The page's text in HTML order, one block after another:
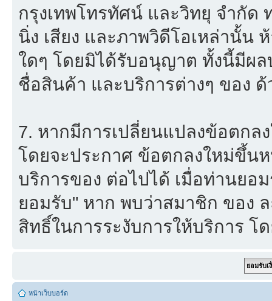
กรุงเทพโทรทัศน์ และวิทยุ จำกัด
นิ่ง เสียง และภาพวิดีโอเหล่านั้น
ใดๆ โดยมิได้รับอนุญาต ทั้งนี้มีผล
ชื่อสินค้า และบริการต่างๆ ของ ด้
7. หากมีการเปลี่ยนแปลงข้อตกล
โดยจะประกาศ ข้อตกลงใหม่ขึ้น
บริการของ ต่อไปได้ เมื่อท่านยอ
ยอมรับ" หาก พบว่าสมาชิก ของ
สิทธิ์ในการระงับการให้บริการ โ
หน้าเว็บบอร์ด